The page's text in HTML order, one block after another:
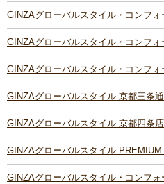
GINZAグローバルスタイル・コンフ
GINZAグローバルスタイル・コンフ
GINZAグローバルスタイル・コンフ
GINZAグローバルスタイル 京都三条
GINZAグローバルスタイル 京都四条店
GINZAグローバルスタイル
GINZAグローバルスタイル・コンフ